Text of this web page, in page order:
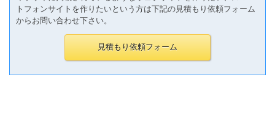
トフォンサイトを作りたいという方は下記の見積もり依頼フォーム
からお問い合わせ下さい。